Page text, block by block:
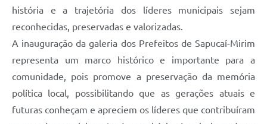
história e a trajetória dos líderes municipais sejam
reconhecidas, preservadas e valorizadas.
A inauguração da galeria dos Prefeitos de Sapucaí-Mirim
representa um marco histórico e importante para a
comunidade, pois promove a preservação da memória
política local, possibilitando que as gerações atuais e
futuras conheçam e apreciem os líderes que contribuíram